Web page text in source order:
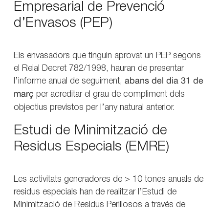
Empresarial de Prevenció
d’Envasos (PEP)
Els envasadors que tinguin aprovat un PEP segons
el Reial Decret 782/1998, hauran de presentar
l’informe anual de seguiment, abans del dia 31 de
març per acreditar el grau de compliment dels
objectius previstos per l’any natural anterior.
Estudi de Minimització de
Residus Especials (EMRE)
Les activitats generadores de > 10 tones anuals de
residus especials han de realitzar l’Estudi de
Minimització de Residus Perillosos a través de